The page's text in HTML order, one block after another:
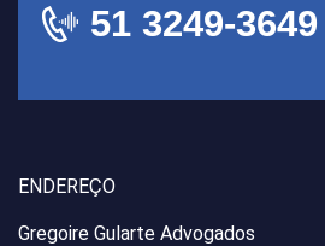
51 3249-3649
ENDEREÇO
Gregoire Gularte Advogados